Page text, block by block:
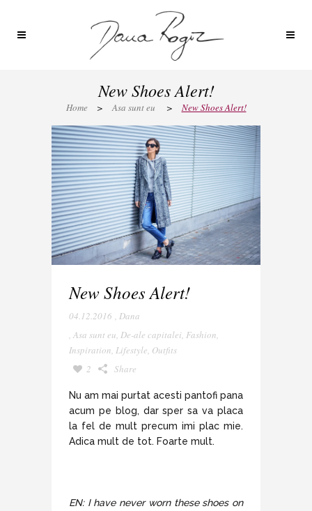
New Shoes Alert!
Home > Asa sunt eu > New Shoes Alert!
New Shoes Alert!
04.12.2016 , Dana
, Asa sunt eu, De-ale capitalei, Fashion,
Inspiration, Lifestyle, Outfits
2
Share
Nu am mai purtat acesti pantofi pana
acum pe blog, dar sper sa va placa
la fel de mult precum imi plac mie.
Adica mult de tot. Foarte mult.
EN: I have never worn these shoes on